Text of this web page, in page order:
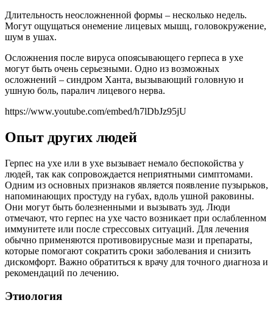
Длительность неосложненной формы – несколько недель.
Могут ощущаться онемение лицевых мышц, головокружение,
шум в ушах.
Осложнения после вируса опоясывающего герпеса в ухе
могут быть очень серьезными. Одно из возможных
осложнений – синдром Ханта, вызывающий головную и
ушную боль, паралич лицевого нерва.
https://www.youtube.com/embed/h7lDbJz95jU
Опыт других людей
Герпес на ухе или в ухе вызывает немало беспокойства у
людей, так как сопровождается неприятными симптомами.
Одним из основных признаков является появление пузырьков,
напоминающих простуду на губах, вдоль ушной раковины.
Они могут быть болезненными и вызывать зуд. Люди
отмечают, что герпес на ухе часто возникает при ослабленном
иммунитете или после стрессовых ситуаций. Для лечения
обычно применяются противовирусные мази и препараты,
которые помогают сократить сроки заболевания и снизить
дискомфорт. Важно обратиться к врачу для точного диагноза и
рекомендаций по лечению.
Этиология